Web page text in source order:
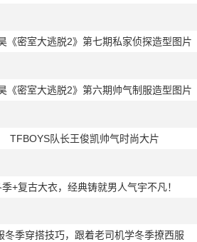
《密室大逃脱2》第七期私家侦探造型图片
《密室大逃脱2》第六期帅气制服造型图片
TFBOYS队长王俊凯帅气时尚大片
季+复古大衣，经典铸就男人气宇不凡！
冬季穿搭技巧，跟着老司机学冬季撩西服